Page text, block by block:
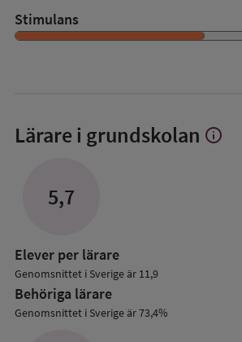
Stimulans
Lärare i grundskolan Visa
info
5,7
Elever per lärare
Genomsnittet i Sverige är 11,9
Behöriga lärare
Genomsnittet i Sverige är 73,4%